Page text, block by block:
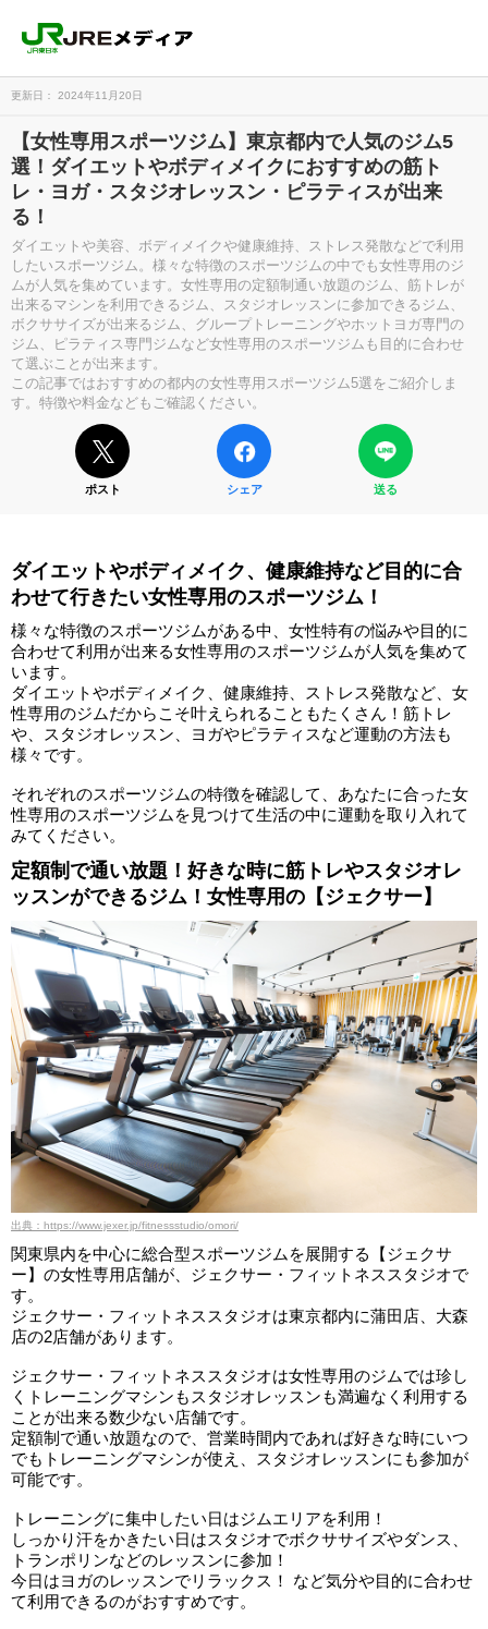
更新日： 2024年11月20日
【女性専用スポーツジム】東京都内で人気のジム5
選！ダイエットやボディメイクにおすすめの筋ト
レ・ヨガ・スタジオレッスン・ピラティスが出来
る！
ダイエットや美容、ボディメイクや健康維持、ストレス発散などで利用
したいスポーツジム。様々な特徴のスポーツジムの中でも女性専用のジ
ムが人気を集めています。女性専用の定額制通い放題のジム、筋トレが
出来るマシンを利用できるジム、スタジオレッスンに参加できるジム、
ボクササイズが出来るジム、グループトレーニングやホットヨガ専門の
ジム、ピラティス専門ジムなど女性専用のスポーツジムも目的に合わせ
て選ぶことが出来ます。
この記事ではおすすめの都内の女性専用スポーツジム5選をご紹介しま
す。特徴や料金などもご確認ください。
ポスト シェア 送る
ダイエットやボディメイク、健康維持など目的に合
わせて行きたい女性専用のスポーツジム！
様々な特徴のスポーツジムがある中、女性特有の悩みや目的に
合わせて利用が出来る女性専用のスポーツジムが人気を集めて
います。
ダイエットやボディメイク、健康維持、ストレス発散など、女
性専用のジムだからこそ叶えられることもたくさん！筋トレ
や、スタジオレッスン、ヨガやピラティスなど運動の方法も
様々です。
それぞれのスポーツジムの特徴を確認して、あなたに合った女
性専用のスポーツジムを見つけて生活の中に運動を取り入れて
みてください。
定額制で通い放題！好きな時に筋トレやスタジオレ
ッスンができるジム！女性専用の【ジェクサー】
出典：https://www.jexer.jp/fitnessstudio/omori/
関東県内を中心に総合型スポーツジムを展開する【ジェクサ
ー】の女性専用店舗が、ジェクサー・フィットネススタジオで
す。
ジェクサー・フィットネススタジオは東京都内に蒲田店、大森
店の2店舗があります。
ジェクサー・フィットネススタジオは女性専用のジムでは珍し
くトレーニングマシンもスタジオレッスンも満遍なく利用する
ことが出来る数少ない店舗です。
定額制で通い放題なので、営業時間内であれば好きな時にいつ
でもトレーニングマシンが使え、スタジオレッスンにも参加が
可能です。
トレーニングに集中したい日はジムエリアを利用！
しっかり汗をかきたい日はスタジオでボクササイズやダンス、
トランポリンなどのレッスンに参加！
今日はヨガのレッスンでリラックス！ など気分や目的に合わせ
て利用できるのがおすすめです。